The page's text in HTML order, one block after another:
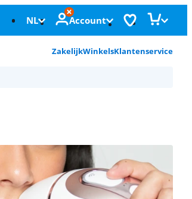
NL Account
ZakelijkWinkelsKlantenservice